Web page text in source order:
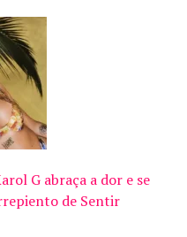
G abraça a dor e se
de Sentir